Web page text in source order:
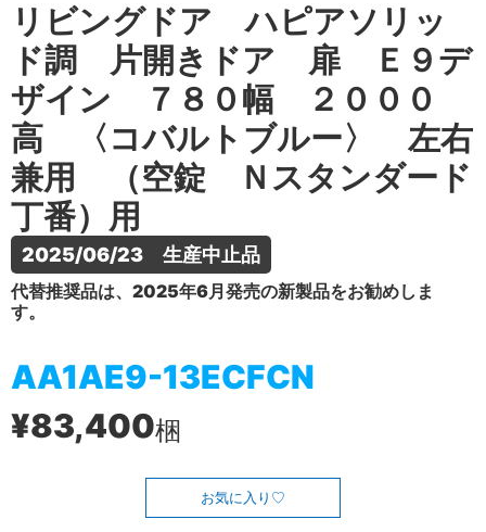
リビングドア ハピアソリッ
ド調 片開きドア 扉 Ｅ９デ
ザイン ７８０幅 ２０００
高 〈コバルトブルー〉 左右
兼用 （空錠 Ｎスタンダード
丁番）用
2025/06/23　生産中止品
代替推奨品は、2025年6月発売の新製品をお勧めしま
す。
AA1AE9-13ECFCN
¥83,400梱
お気に入り